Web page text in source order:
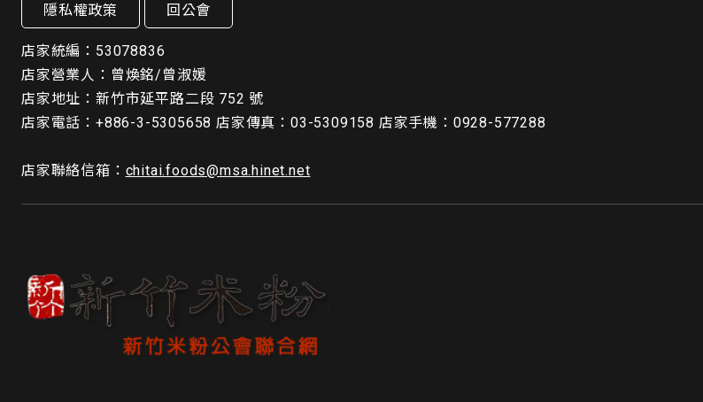
隱私權政策 回公會
店家統編：53078836
店家營業人：曾煥銘/曾淑媛
店家地址：新竹市延平路二段 752 號
店家電話：+886-3-5305658 店家傳真：03-5309158 店家手機：0928-577288
店家聯絡信箱： chitai.foods@msa.hinet.net